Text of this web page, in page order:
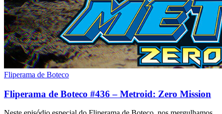
Fliperama de Boteco
Fliperama de Boteco #436 – Metroid: Zero Mission